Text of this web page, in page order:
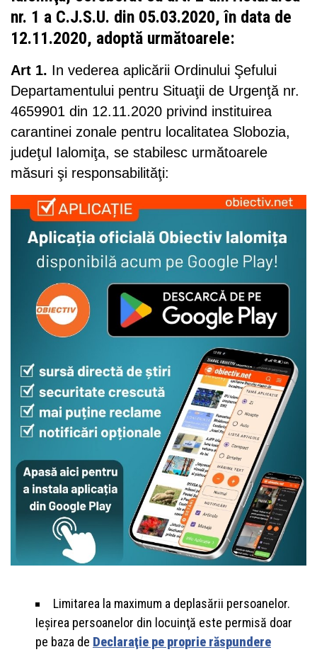
nr. 1 a C.J.S.U. din 05.03.2020, în data de
12.11.2020, adoptă următoarele:
Art 1. In vederea aplicării Ordinului Şefului
Departamentului pentru Situaţii de Urgenţă nr.
4659901 din 12.11.2020 privind instituirea
carantinei zonale pentru localitatea Slobozia,
judeţul Ialomiţa, se stabilesc următoarele
măsuri şi responsabilităţi:
Limitarea la maximum a deplasării persoanelor.
Ieşirea persoanelor din locuinţă este permisă doar
pe baza de Declaraţie pe proprie răspundere